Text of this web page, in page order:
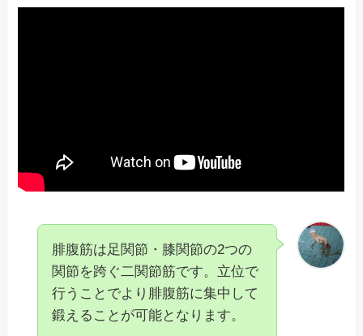
腓腹筋は足関節・膝関節の2つの
関節を跨ぐ二関節筋です。立位で
行うことでより腓腹筋に集中して
鍛えることが可能となります。